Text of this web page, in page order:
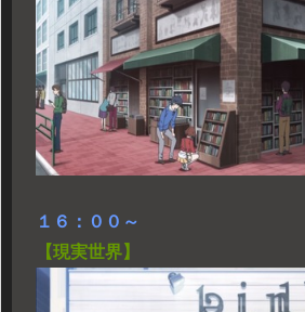
１６：００～
【現実世界】